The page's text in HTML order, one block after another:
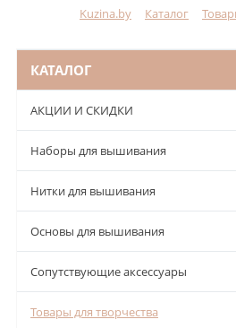
Kuzina.by Каталог
КАТАЛОГ
АКЦИИ И СКИДКИ
Наборы для вышивания
Нитки для вышивания
Основы для вышивания
Сопутствующие аксессуары
Товары для творчества